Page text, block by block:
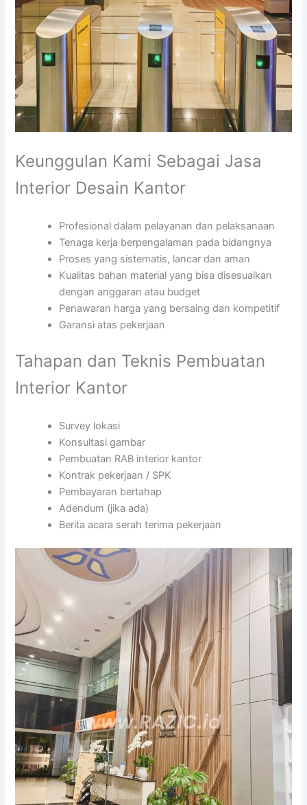
Keunggulan Kami Sebagai Jasa
Interior Desain Kantor
Profesional dalam pelayanan dan pelaksanaan
Tenaga kerja berpengalaman pada bidangnya
Proses yang sistematis, lancar dan aman
Kualitas bahan material yang bisa disesuaikan
dengan anggaran atau budget
Penawaran harga yang bersaing dan kompetitif
Garansi atas pekerjaan
Tahapan dan Teknis Pembuatan
Interior Kantor
Survey lokasi
Konsultasi gambar
Pembuatan RAB interior kantor
Kontrak pekerjaan / SPK
Pembayaran bertahap
Adendum (jika ada)
Berita acara serah terima pekerjaan